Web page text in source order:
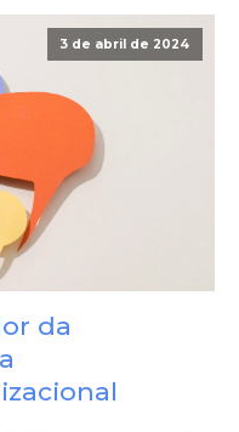
3 de abril de 2024
da